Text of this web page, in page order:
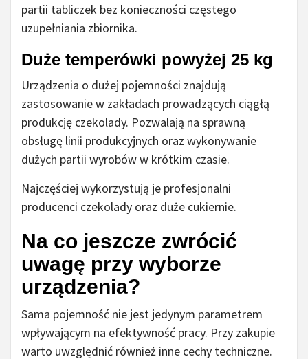
partii tabliczek bez konieczności częstego
uzupełniania zbiornika.
Duże temperówki powyżej 25 kg
Urządzenia o dużej pojemności znajdują
zastosowanie w zakładach prowadzących ciągłą
produkcję czekolady. Pozwalają na sprawną
obsługę linii produkcyjnych oraz wykonywanie
dużych partii wyrobów w krótkim czasie.
Najczęściej wykorzystują je profesjonalni
producenci czekolady oraz duże cukiernie.
Na co jeszcze zwrócić
uwagę przy wyborze
urządzenia?
Sama pojemność nie jest jedynym parametrem
wpływającym na efektywność pracy. Przy zakupie
warto uwzględnić również inne cechy techniczne.